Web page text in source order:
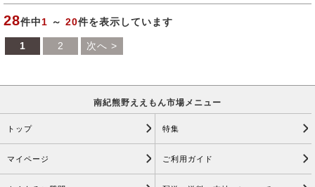
28件中1 ～ 20件を表示しています
1 2 次へ >
南紀熊野ええもん市場メニュー
トップ 特集
マイページ ご利用ガイド